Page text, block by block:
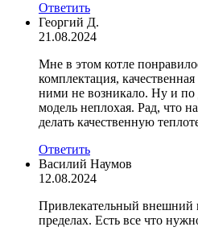
Ответить
Георгий Д.
21.08.2024
Мне в этом котле
комплектация,
ними не возникало. Ну и по
модель неплохая. Рад, что
делать качественную
Ответить
Василий Наумов
12.08.2024
Привлекательный внешний
пределах. Есть все что